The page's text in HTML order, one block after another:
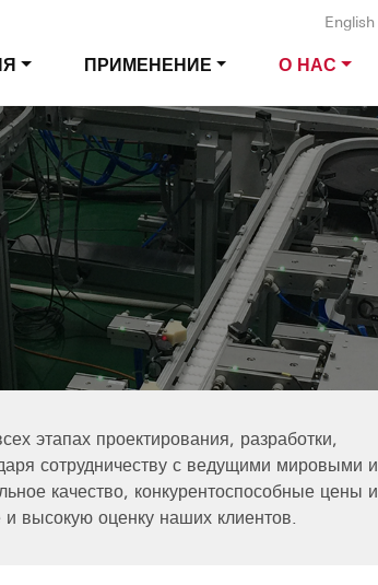
English
ПРИМЕНЕНИЕ О НАС
этапах проектирования, разработки,
сотрудничеству с ведущими мировыми и
качество, конкурентоспособные цены и
высокую оценку наших клиентов.